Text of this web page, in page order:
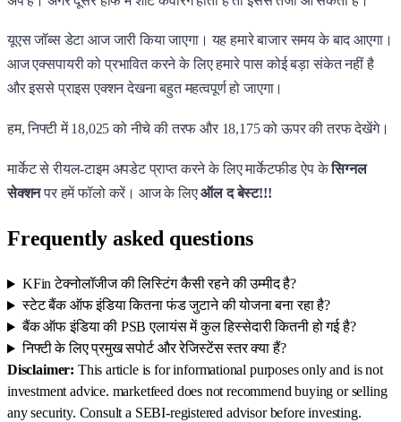
यूएस जॉब्स डेटा आज जारी किया जाएगा। यह हमारे बाजार समय के बाद आएगा।
आज एक्सपायरी को प्रभावित करने के लिए हमारे पास कोई बड़ा संकेत नहीं है
और इससे प्राइस एक्शन देखना बहुत महत्वपूर्ण हो जाएगा।
हम, निफ्टी में 18,025 को नीचे की तरफ और 18,175 को ऊपर की तरफ देखेंगे।
मार्केट से रीयल-टाइम अपडेट प्राप्त करने के लिए मार्केटफीड ऐप केसिग्नल
सेक्शनपर हमें फॉलो करें। आज के लिएऑल द बेस्ट!!!
Frequently asked questions
KFin टेक्नोलॉजीज की लिस्टिंग कैसी रहने की उम्मीद है?
स्टेट बैंक ऑफ इंडिया कितना फंड जुटाने की योजना बना रहा है?
बैंक ऑफ इंडिया की PSB एलायंस में कुल हिस्सेदारी कितनी हो गई है?
निफ्टी के लिए प्रमुख सपोर्ट और रेजिस्टेंस स्तर क्या हैं?
Disclaimer: This article is for informational purposes only and is not
investment advice. marketfeed does not recommend buying or selling
any security. Consult a SEBI-registered advisor before investing.